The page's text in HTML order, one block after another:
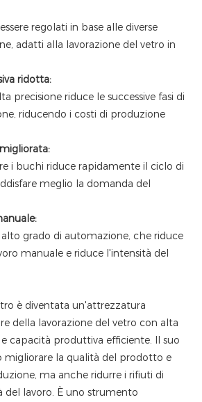
regolati in base alle diverse
adatti alla lavorazione del vetro in
ridotta:
precisione riduce le successive fasi di
riducendo i costi di produzione
i buchi riduce rapidamente il ciclo di
meglio la domanda del
grado di automazione, che riduce
manuale e riduce l'intensità del
è diventata un'attrezzatura
della lavorazione del vetro con alta
capacità produttiva efficiente. Il suo
migliorare la qualità del prodotto e
ma anche ridurre i rifiuti di
del lavoro. È uno strumento